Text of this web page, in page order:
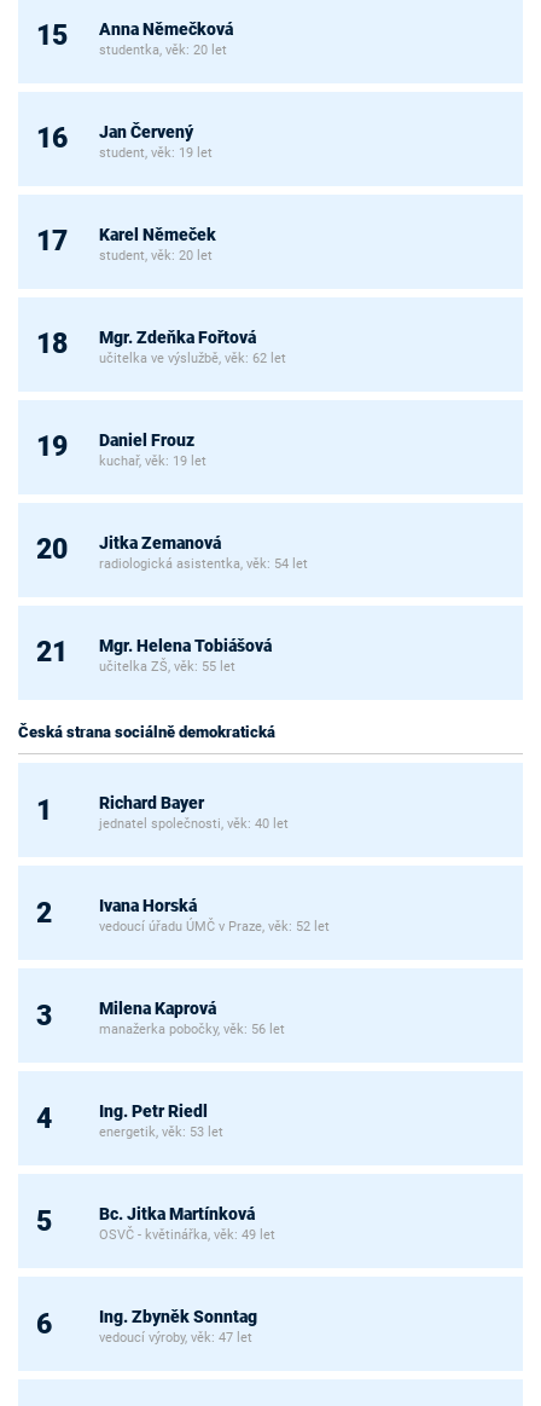
15 Anna Němečková
studentka, věk: 20 let
16 Jan Červený
student, věk: 19 let
17 Karel Němeček
student, věk: 20 let
18 Mgr. Zdeňka Fořtová
učitelka ve výslužbě, věk: 62 let
19 Daniel Frouz
kuchař, věk: 19 let
20 Jitka Zemanová
radiologická asistentka, věk: 54 let
21 Mgr. Helena Tobiášová
učitelka ZŠ, věk: 55 let
Česká strana sociálně demokratická
1 Richard Bayer
jednatel společnosti, věk: 40 let
2 Ivana Horská
vedoucí úřadu ÚMČ v Praze, věk: 52 let
3 Milena Kaprová
manažerka pobočky, věk: 56 let
4 Ing. Petr Riedl
energetik, věk: 53 let
5 Bc. Jitka Martínková
OSVČ - květinářka, věk: 49 let
6 Ing. Zbyněk Sonntag
vedoucí výroby, věk: 47 let